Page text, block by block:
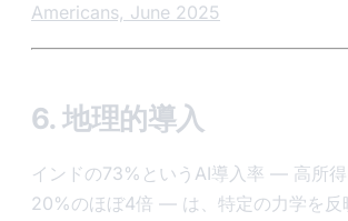
Americans, June 2025
6. 地理的導入
インドの73%というAI導入率 — 高所
20%のほぼ4倍 — は、特定の力学を反